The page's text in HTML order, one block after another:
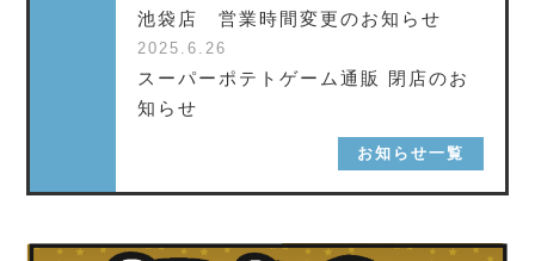
池袋店 営業時間変更のお知らせ
2025.6.26
スーパーポテトゲーム通販 閉店のお
知らせ
お知らせ一覧